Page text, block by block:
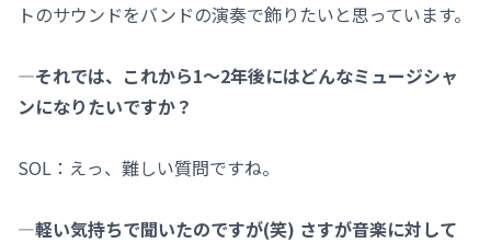
トのサウンドをバンドの演奏で飾りたいと思っています。
―それでは、これから1～2年後にはどんなミュージシャ
ンになりたいですか？
SOL：えっ、難しい質問ですね。
―軽い気持ちで聞いたのですが(笑) さすが音楽に対して